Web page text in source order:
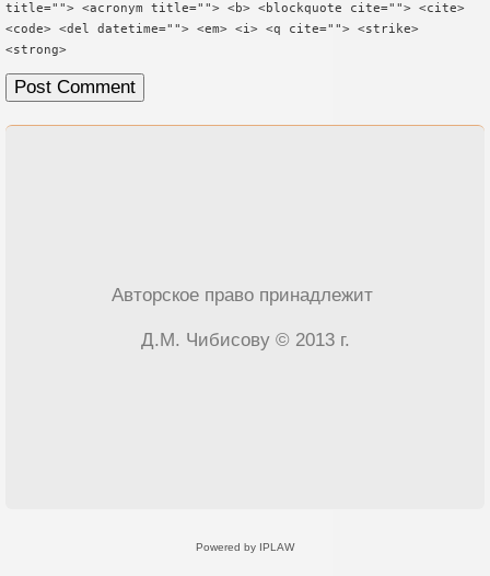
title=""> <acronym title=""> <b> <blockquote cite=""> <cite>
<code> <del datetime=""> <em> <i> <q cite=""> <strike>
<strong>
Авторское право принадлежит
Д.М. Чибисову © 2013 г.
Powered by IPLAW